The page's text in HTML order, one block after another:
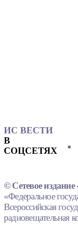
ИС ВЕСТИ
В
СОЦСЕТЯХ
© Сетевое издание
«Федеральное
Всероссийская
радиовещательная